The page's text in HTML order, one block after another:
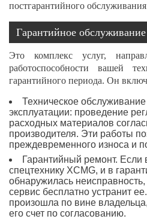
постгарантийного
Гарантийное обслуживание
Это комплекс услуг,
работоспособности вашей
гарантийного периода. Он
Техническое
эксплуатации: проведение
расходных материалов
производителя. Эти работы
преждевременного износа и
Гарантийный ремонт. Если
спецтехнику XCMG, и в
обнаружилась
сервис бесплатно устранит
произошла по вине
его счет по согласованию.